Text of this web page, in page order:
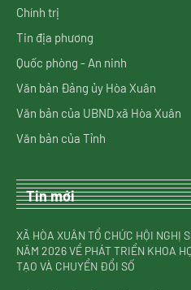
Chính trị
Tin địa phương
Quốc phòng - An ninh
Văn bản Đảng ủy Hòa Xuân
Văn bản của UBND xã Hòa Xuân
Văn bản của Tỉnh
Tin mới
XÃ HÒA XUÂN TỔ CHỨC HỘI NGHỊ
NĂM 2026 VỀ PHÁT TRIỂN KHOA
TẠO VÀ CHUYỂN ĐỔI SỐ